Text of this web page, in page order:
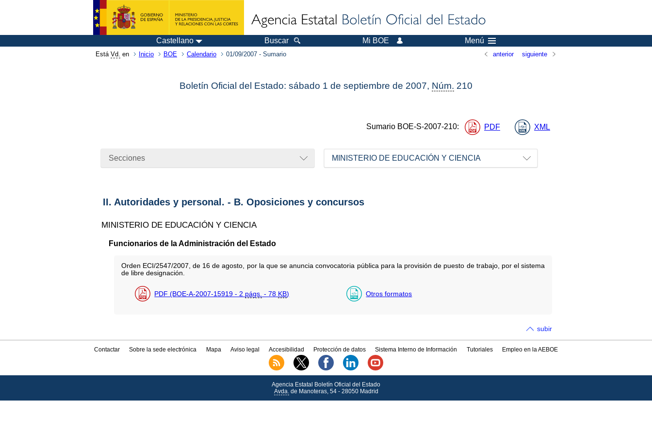
Castellano Buscar Mi BOE Menú
Está Vd. en Inicio BOE Calendario 01/09/2007 - Sumario anterior siguiente
Boletín Oficial del Estado: sábado 1 de septiembre de 2007, Núm. 210
Sumario BOE-S-2007-210: PDF XML
Secciones MINISTERIO DE EDUCACIÓN Y CIENCIA
II. Autoridades y personal. - B. Oposiciones y concursos
MINISTERIO DE EDUCACIÓN Y CIENCIA
Funcionarios de la Administración del Estado
Orden ECI/2547/2007, de 16 de agosto, por la que se anuncia convocatoria pública para la provisión de puesto de trabajo, por el sistema
de libre designación.
PDF (BOE-A-2007-15919 - 2 págs. - 78 KB) Otros formatos
subir
Contactar Sobre la sede electrónica Mapa Aviso legal Accesibilidad Protección de datos Sistema Interno de Información Tutoriales Empleo en la AEBOE
Agencia Estatal Boletín Oficial del Estado
Avda. de Manoteras, 54 - 28050 Madrid